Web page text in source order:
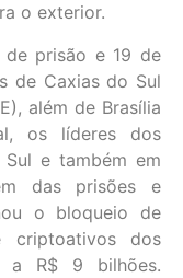
o exterior.
de prisão e 19 de
de Caxias do Sul
além de Brasília
os líderes dos
e também em
das prisões e
o bloqueio de
criptoativos dos
a R$ 9 bilhões.